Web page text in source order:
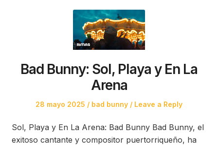
Bad Bunny: Sol, Playa y En La
Arena
Posted
28 mayo 2025
Posted
bad bunny Leave a Reply
Sol, Playa y En La Arena: Bad Bunny Bad Bunny, el
exitoso cantante y compositor puertorriqueño, ha